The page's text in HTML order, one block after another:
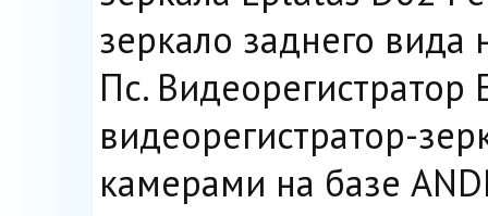
зеркало заднего
Пс.
видеорегистратор-
камерами на базе